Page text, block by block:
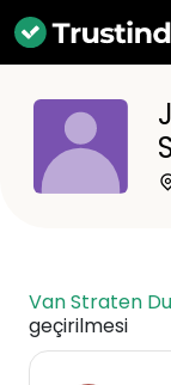
Van Straten
geçirilmesi